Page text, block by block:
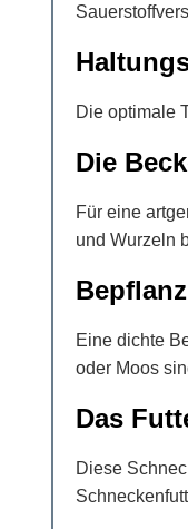
Die optimale
Die
Für eine
und Wurzeln
Eine dichte
oder Moos
Das
Diese